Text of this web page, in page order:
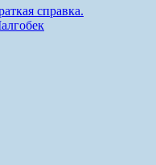
справка.